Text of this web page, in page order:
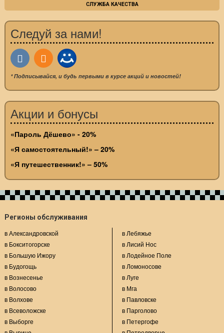
СЛУЖБА КАЧЕСТВА
Следуй за нами!
* Подписывайся, и будь первыми в курсе акций и новостей!
Акции и бонусы
«Пароль Дёшево» - 20%
«Я самостоятельный!» – 20%
«Я путешественник!» – 50%
Регионы обслуживания
в Александровской
в Бокситогорске
в Большую Ижору
в Будогощь
в Вознесенье
в Волосово
в Волхове
в Всеволожске
в Выборге
в Лебяжье
в Лисий Нос
в Лодейное Поле
в Ломоносове
в Луге
в Мга
в Павловске
в Парголово
в Петергофе